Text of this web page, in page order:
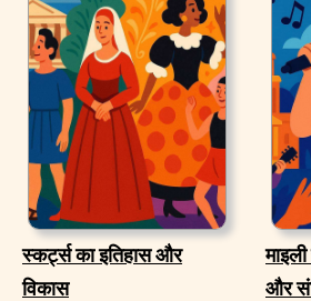
स्कर्ट्स का इतिहास और
विकास
और